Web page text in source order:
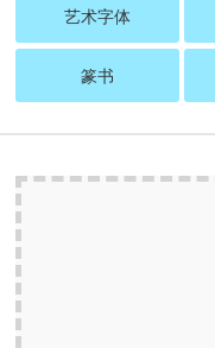
艺术字体
篆书